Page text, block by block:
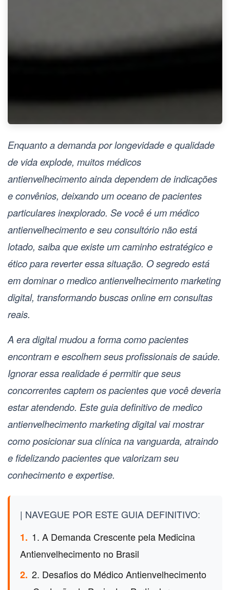
Enquanto a demanda por longevidade e qualidade
de vida explode, muitos médicos
antienvelhecimento ainda dependem de indicações
e convênios, deixando um oceano de pacientes
particulares inexplorado. Se você é ummédico
antienvelhecimentoe seu consultório não está
lotado, saiba que existe um caminho estratégico e
ético para reverter essa situação. O segredo está
em dominar omedico antienvelhecimento marketing
digital, transformando buscas online em consultas
reais.
A era digital mudou a forma como pacientes
encontram e escolhem seus profissionais de saúde.
Ignorar essa realidade é permitir que seus
concorrentes captem os pacientes que você deveria
estar atendendo. Este guia definitivo demedico
antienvelhecimento marketing digitalvai mostrar
como posicionar sua clínica na vanguarda, atraindo
e fidelizando pacientes que valorizam seu
conhecimento e expertise.
| NAVEGUE POR ESTE GUIA DEFINITIVO:
1. 1. A Demanda Crescente pela Medicina
Antienvelhecimento no Brasil
2. 2. Desafios do Médico Antienvelhecimento